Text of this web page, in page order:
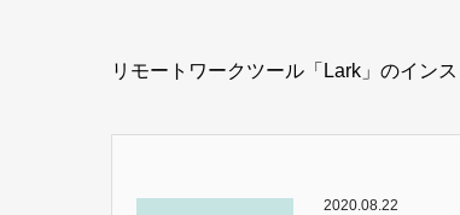
リモートワークツール「Lark」のイン
2020.08.22